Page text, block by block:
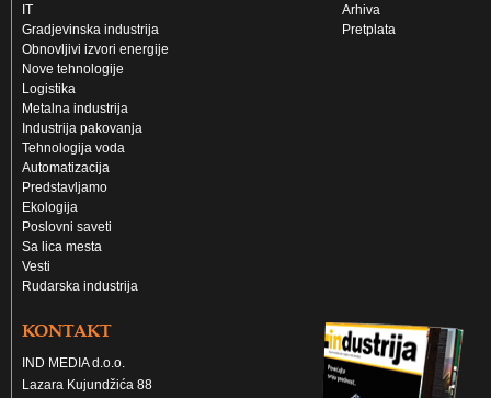
IT
Gradjevinska industrija
Obnovljivi izvori energije
Nove tehnologije
Logistika
Metalna industrija
Industrija pakovanja
Tehnologija voda
Automatizacija
Predstavljamo
Ekologija
Poslovni saveti
Sa lica mesta
Vesti
Rudarska industrija
Arhiva
Pretplata
KONTAKT
IND MEDIA d.o.o.
Lazara Kujundžića 88